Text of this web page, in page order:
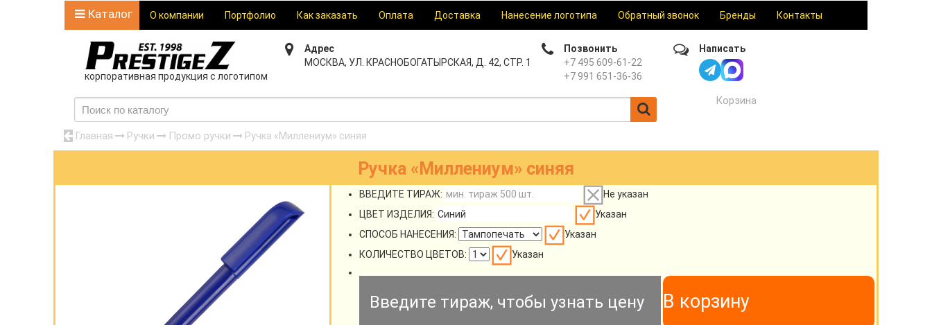
Каталог О компании Портфолио Как заказать Оплата Доставка Нанесение логотипа Обратный звонок Бренды Контакты
корпоративная продукция с логотипом
Адрес
МОСКВА, УЛ. КРАСНОБОГАТЫРСКАЯ, Д. 42, СТР. 1
Позвонить
+7 495 609-61-22
+7 991 651-36-36
Написать
Корзина
Главная Ручки Промо ручки Ручка «Миллениум» синяя
Ручка «Миллениум» синяя
ВВЕДИТЕ ТИРАЖ:
Не указан
ЦВЕТ ИЗДЕЛИЯ:
Указан
СПОСОБ НАНЕСЕНИЯ:
Указан
КОЛИЧЕСТВО ЦВЕТОВ:
Указан
Введите тираж, чтобы узнать цену В корзину